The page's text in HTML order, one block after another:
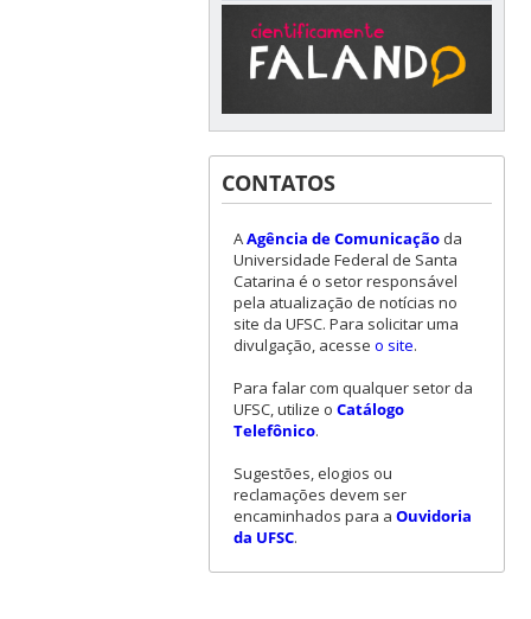
CONTATOS
AAgência de Comunicaçãoda
Universidade Federal de Santa
Catarina é o setor responsável
pela atualização de notícias no
site da UFSC. Para solicitar uma
divulgação, acesse o site.
Para falar com qualquer setor da
UFSC, utilize o Catálogo
Telefônico.
Sugestões, elogios ou
reclamações devem ser
encaminhados para a Ouvidoria
da UFSC.